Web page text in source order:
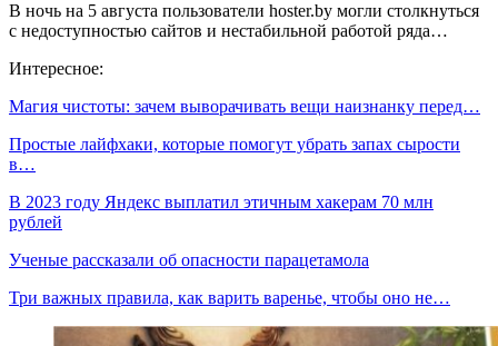
В ночь на 5 августа пользователи hoster.by могли столкнуться
с недоступностью сайтов и нестабильной работой ряда…
Интересное:
Магия чистоты: зачем выворачивать вещи наизнанку перед…
Простые лайфхаки, которые помогут убрать запах сырости
в…
В 2023 году Яндекс выплатил этичным хакерам 70 млн
рублей
Ученые рассказали об опасности парацетамола
Три важных правила, как варить варенье, чтобы оно не…